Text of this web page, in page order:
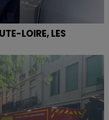
LOIRE, LES